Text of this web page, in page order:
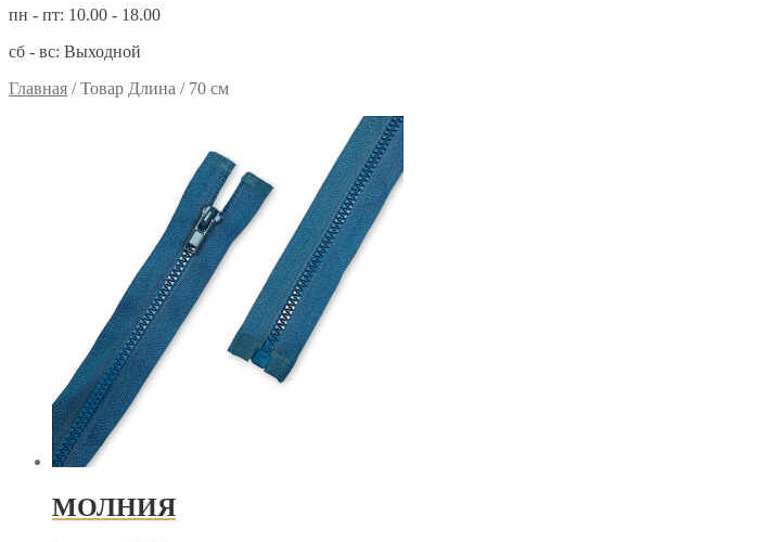
пн - пт: 10.00 - 18.00
сб - вс: Выходной
Главная /Товар Длина / 70 см
МОЛНИЯ